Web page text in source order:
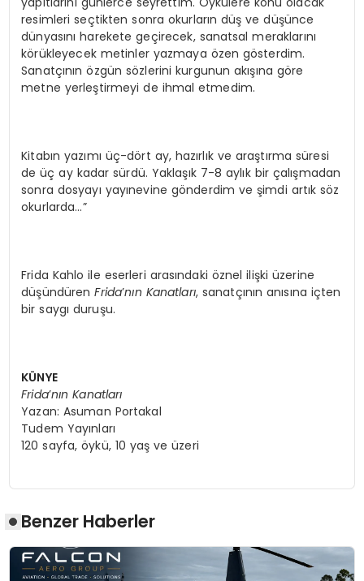
resimleri seçtikten sonra okurların düş ve düşünce
dünyasını harekete geçirecek, sanatsal meraklarını
körükleyecek metinler yazmaya özen gösterdim.
Sanatçının özgün sözlerini kurgunun akışına göre
metne yerleştirmeyi de ihmal etmedim.
Kitabın yazımı üç-dört ay, hazırlık ve araştırma süresi
de üç ay kadar sürdü. Yaklaşık 7-8 aylık bir çalışmadan
sonra dosyayı yayınevine gönderdim ve şimdi artık söz
okurlarda…”
Frida Kahlo ile eserleri arasındaki öznel ilişki üzerine
düşündürenFrida’nın Kanatları, sanatçının anısına içten
bir saygı duruşu.
KÜNYE
Frida’nın Kanatları
Yazan: Asuman Portakal
Tudem Yayınları
120 sayfa, öykü, 10 yaş ve üzeri
Benzer Haberler